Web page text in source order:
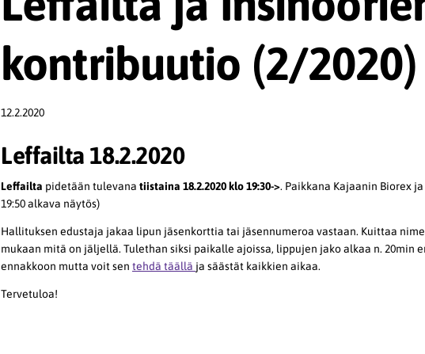
kontribuutio (2/2020)
12.2.2020
Leffailta 18.2.2020
Leffailta pidetään tulevana tiistaina 18.2.2020 klo 19:30->. Paikkana Kajaanin Biorex
19:50 alkava näytös)
Hallituksen edustaja jakaa lipun jäsenkorttia tai jäsennumeroa vastaan. Kuittaa
mukaan mitä on jäljellä. Tulethan siksi paikalle ajoissa, lippujen jako alkaa n. 20min
ennakkoon mutta voit sen tehdä täällä ja säästät kaikkien aikaa.
Tervetuloa!